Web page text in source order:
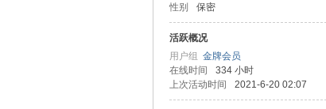
性别 保密
活跃概况
用户组 金牌会员
在线时间
334 小时
上次活动时间
2021-6-20 02:07